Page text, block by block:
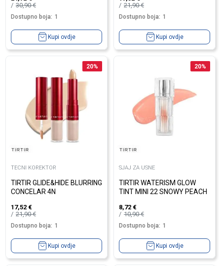
30,90€
Dostupno boja: 1
Kupi ovdje
21,90€
Dostupno boja: 1
Kupi ovdje
20%
TECNI KOREKTOR
TIRTIR GLIDE&HIDE BLURRING
CONCELAR 4N
17,52 €
21,90€
Dostupno boja: 1
Kupi ovdje
20%
SJAJ ZA USNE
TIRTIR WATERISM GLOW
TINT MINI 22 SNOWY PEACH
8,72 €
10,90€
Dostupno boja: 1
Kupi ovdje